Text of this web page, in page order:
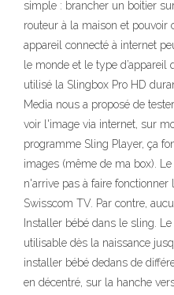
simple : brancher un boitier
routeur à la maison et
appareil connecté à internet
le monde et le type d’appareil
utilisé la Slingbox Pro HD
Media nous a proposé de
voir l'image via internet, sur
programme Sling Player, ça
images (même de ma box).
n'arrive pas à faire
Swisscom TV. Par contre,
Installer bébé dans le sling.
utilisable dès la naissance
installer bébé dedans de
en décentré, sur la hanche